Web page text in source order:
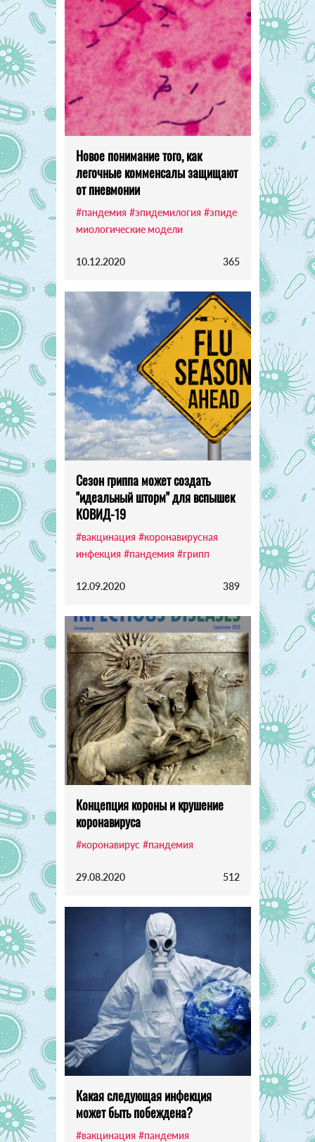
Новое понимание того, как
легочные комменсалы защищают
от пневмонии
#пандемия #эпидемилогия #эпиде
миологические модели
10.12.2020 365
Сезон гриппа может создать
"идеальный шторм" для вспышек
КОВИД-19
#вакцинация #коронавирусная
инфекция #пандемия #грипп
12.09.2020 389
Концепция короны и крушение
коронавируса
#коронавирус #пандемия
29.08.2020 512
Какая следующая инфекция
может быть побеждена?
#вакцинация #пандемия